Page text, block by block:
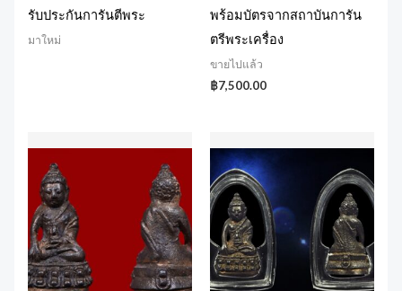
รับประกันการันตีพระ
มาใหม่
พร้อมบัตรจากสถาบันการัน
ตรีพระเครื่อง
ขายไปแล้ว
฿7,500.00